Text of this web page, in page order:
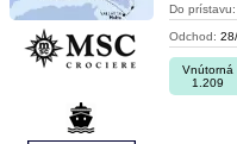
Do prístavu:
Odchod:
Vnútorná
1.209